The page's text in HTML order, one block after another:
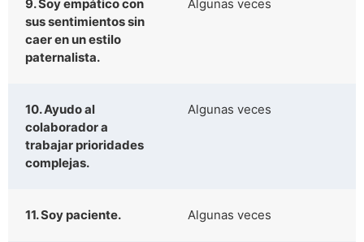
9. Soy empático con
sus sentimientos sin
caer en un estilo
paternalista.
Algunas veces
10. Ayudo al
colaborador a
trabajar prioridades
complejas.
Algunas veces
11. Soy paciente. Algunas veces